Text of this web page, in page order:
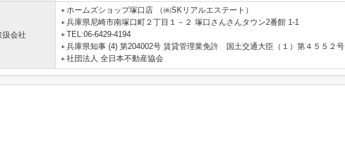
扱会社
ホームズショップ塚口店 （㈱SKリアルエステート）
兵庫県尼崎市南塚口町２丁目１－２ 塚口さんさんタウン2番館 1-1
TEL:06-6429-4194
兵庫県知事 (4) 第204002号 賃貸管理業免許 国土交通大臣（１）第４５５２号
社団法人 全日本不動産協会